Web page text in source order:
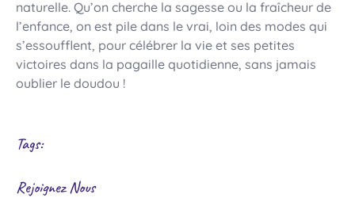
naturelle. Qu’on cherche la sagesse ou la fraîcheur de
l’enfance, on est pile dans le vrai, loin des modes qui
s’essoufflent, pour célébrer la vie et ses petites
victoires dans la pagaille quotidienne, sans jamais
oublier le doudou !
Tags:
Rejoignez Nous